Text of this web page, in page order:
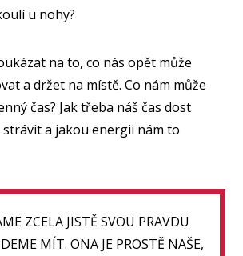
u nohy?
na to, co nás opět může
a držet na místě. Co nám může
čas? Jak třeba náš čas dost
strávit a jakou energii nám to
ZCELA JISTĚ SVOU PRAVDU
MÍT. ONA JE PROSTĚ NAŠE,